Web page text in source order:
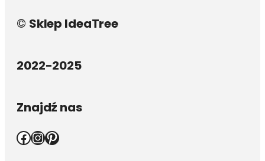
© Sklep IdeaTree
2022-2025
Znajdź nas
Facebook InstagramPinterest